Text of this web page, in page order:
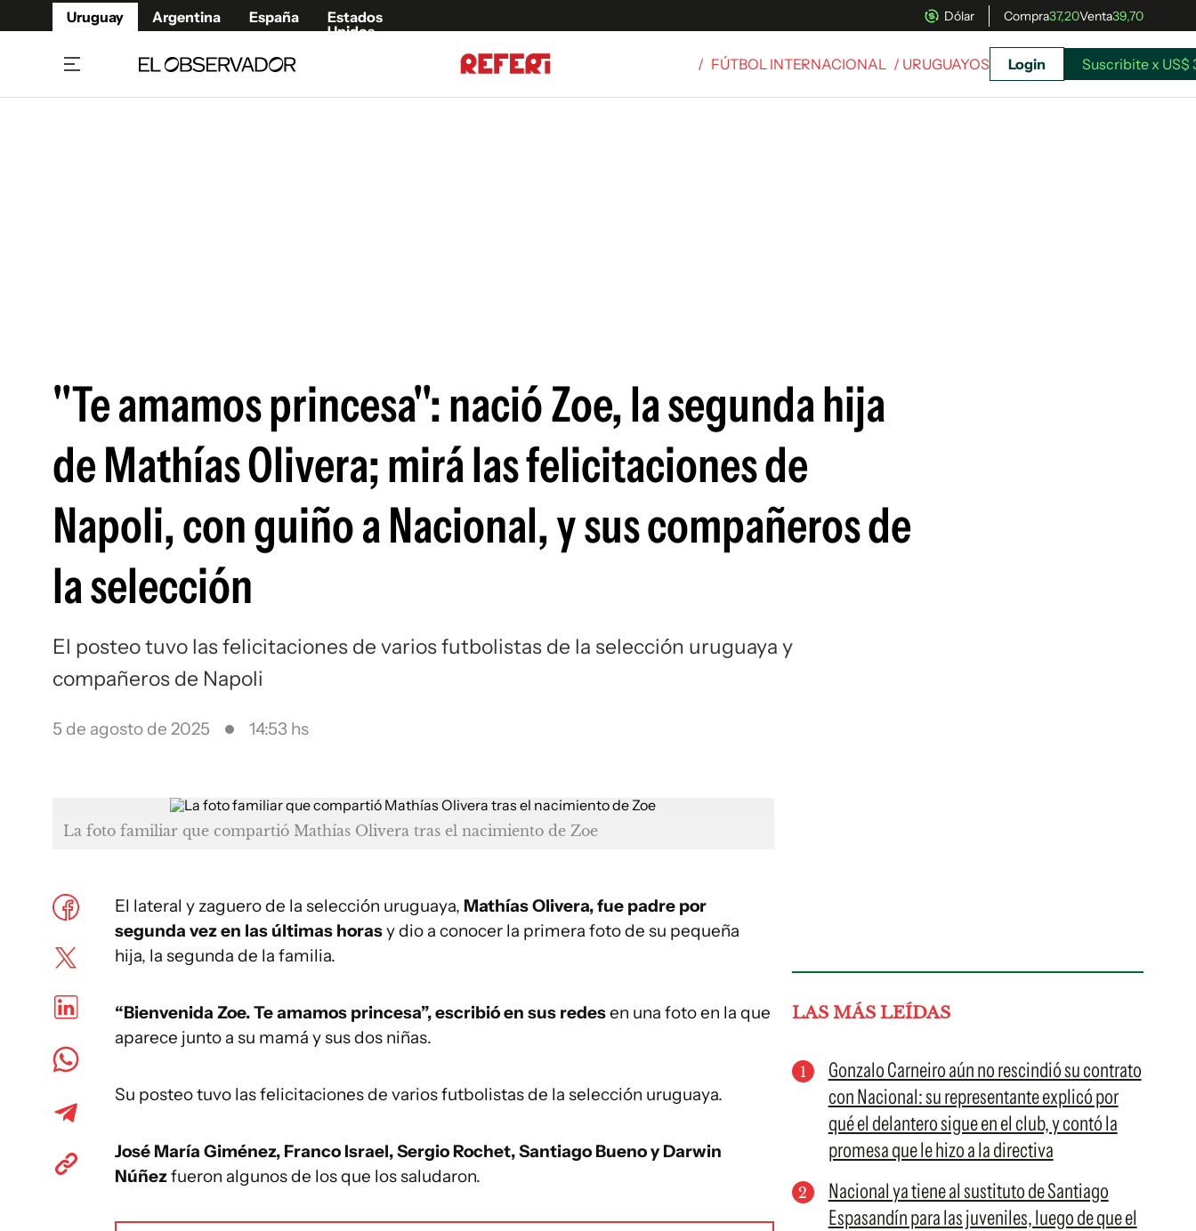
Uruguay Argentina España
Estados
Unidos
Dólar Compra37,20Venta39,70
Siguenos en:
/ FÚTBOL INTERNACIONAL / URUGUAYOS Login Suscribite x US$
"Te amamos princesa": nació Zoe, la segunda hija
de Mathías Olivera; mirá las felicitaciones de
Napoli, con guiño a Nacional, y sus compañeros de
la selección
El posteo tuvo las felicitaciones de varios futbolistas de la selección uruguaya y
compañeros de Napoli
5 de agosto de 2025 14:53 hs
La foto familiar que compartió Mathías Olivera tras el nacimiento de Zoe
El lateral y zaguero de la selección uruguaya, Mathías Olivera, fue padre por
segunda vez en las últimas horasy dio a conocer la primera foto de su pequeña
hija, la segunda de la familia.
“Bienvenida Zoe. Te amamos princesa”, escribió en sus redesen una foto en la que
aparece junto a su mamá y sus dos niñas.
Su posteo tuvo las felicitaciones de varios futbolistas de la selección uruguaya.
José María Giménez, Franco Israel, Sergio Rochet, Santiago Bueno y Darwin
Núñezfueron algunos de los que los saludaron.
LAS MÁS LEÍDAS
Gonzalo Carneiro aún no rescindió su contrato
con Nacional: su representante explicó por
qué el delantero sigue en el club, y contó la
promesa que le hizo a la directiva
Nacional ya tiene al sustituto de Santiago
Espasandín para las juveniles, luego de que el